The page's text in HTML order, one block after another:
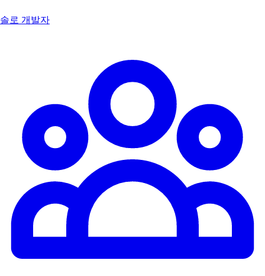
솔로 개발자